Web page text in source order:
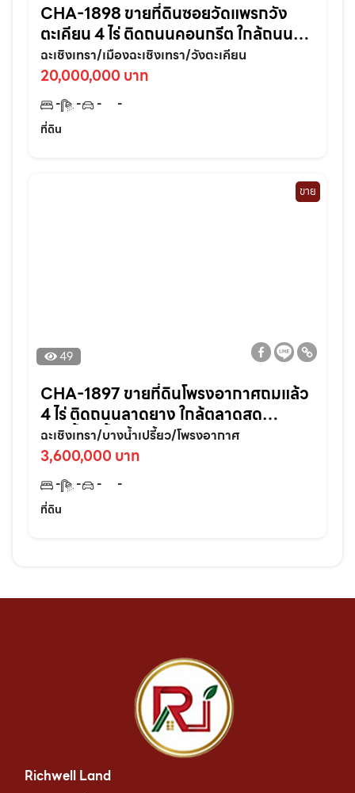
CHA-1898 ขายที่ดินซอยวัดแพรกวัง
ตะเคียน 4 ไร่ ติดถนนคอนกรีต ใกล้ถนน
เส้นสุวินทวงศ์304-800เมตร อ.เมือง
ฉะเชิงเทรา
ฉะเชิงเทรา/เมืองฉะเชิงเทรา/วังตะเคียน
20,000,000 บาท
- - -
-
ที่ดิน
ขาย
49
CHA-1897 ขายที่ดินโพรงอากาศถมแล้ว
4 ไร่ ติดถนนลาดยาง ใกล้ตลาดสด
บางน้ำเปรี้ยว-6กม. จ.ฉะเชิงเทรา
ฉะเชิงเทรา/บางน้ำเปรี้ยว/โพรงอากาศ
3,600,000 บาท
- - -
-
ที่ดิน
Richwell Land